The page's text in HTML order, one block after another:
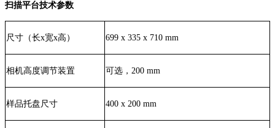
扫描平台技术参数
尺寸（长x宽x高） 699 x 335 x 710 mm
相机高度调节装置 可选，200 mm
样品托盘尺寸 400 x 200 mm